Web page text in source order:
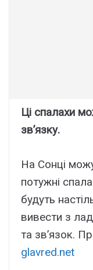
Ці спалахи
зв’язку.
На Сонці
потужні
будуть
вивести з
та зв’язок.
glavred.net